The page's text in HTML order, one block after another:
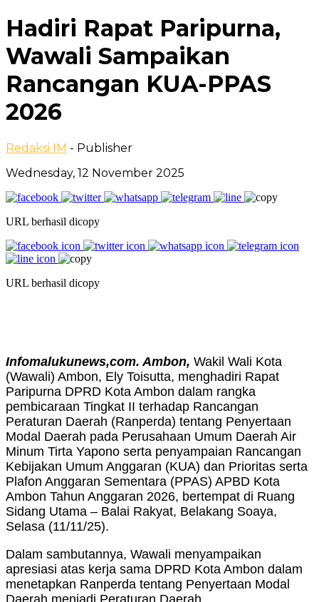
Hadiri Rapat Paripurna,
Wawali Sampaikan
Rancangan KUA-PPAS
2026
Redaksi IM - Publisher
Wednesday, 12 November 2025
URL berhasil dicopy
URL berhasil dicopy
Infomalukunews,com. Ambon, Wakil Wali Kota
(Wawali) Ambon, Ely Toisutta, menghadiri Rapat
Paripurna DPRD Kota Ambon dalam rangka
pembicaraan Tingkat II terhadap Rancangan
Peraturan Daerah (Ranperda) tentang Penyertaan
Modal Daerah pada Perusahaan Umum Daerah Air
Minum Tirta Yapono serta penyampaian Rancangan
Kebijakan Umum Anggaran (KUA) dan Prioritas serta
Plafon Anggaran Sementara (PPAS) APBD Kota
Ambon Tahun Anggaran 2026, bertempat di Ruang
Sidang Utama – Balai Rakyat, Belakang Soaya,
Selasa (11/11/25).
Dalam sambutannya, Wawali menyampaikan
apresiasi atas kerja sama DPRD Kota Ambon dalam
menetapkan Ranperda tentang Penyertaan Modal
Daerah menjadi Peraturan Daerah.